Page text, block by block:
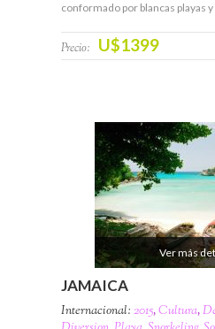
conformado por blancas playas
Precio: U$1399
Ver más
JAMAICA
Internacional: 2015,Cultura,